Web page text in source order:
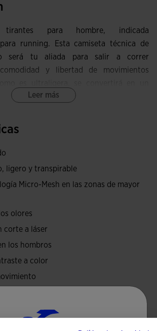
para hombre, indicada
running. Esta camiseta técnica de
será tu aliada para salir a correr
y libertad de movimientos
del runner, aportando confort y
Esto tiene como objetivo dos
evitar las molestas rozaduras en la
la fricción durante en movimiento; por
la ligereza de la camiseta en todo
manera, el runner podrá disfrutar de
las irritaciones en la piel.
se ha confeccionado con tejido
y transpirable. La tecnología Micro-
el cuerpo del corredor fresco y
la carrera. Esto la convierte en ideal para
Leer más
ligero y transpirable
Micro-Mesh en las zonas de mayor
olores
corte a láser
los hombros
a color
93% Poliéster, 7% Elastano / Tejido